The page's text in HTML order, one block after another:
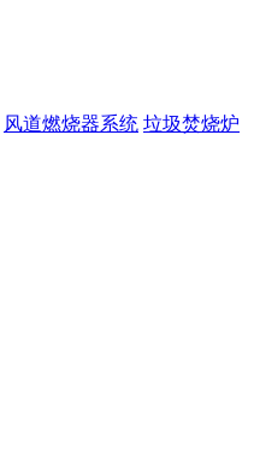
风道燃烧器系统 垃圾焚烧炉